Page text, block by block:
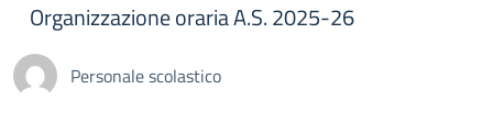
Organizzazione oraria A.S. 2025-26
Personale scolastico